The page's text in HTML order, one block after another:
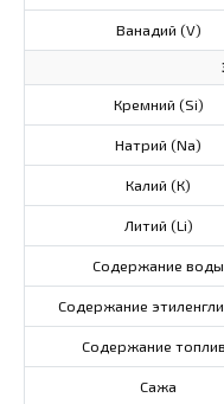
Ванадий (V)
Кремний (Si)
Натрий (Na)
Калий (К)
Литий (Li)
Содержание воды
Содержание
Содержание
Сажа